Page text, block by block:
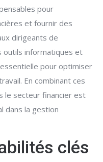
pour
et fournir des
dirigeants de
outils informatiques et
pour optimiser
En combinant ces
le secteur financier est
dans la gestion
clés